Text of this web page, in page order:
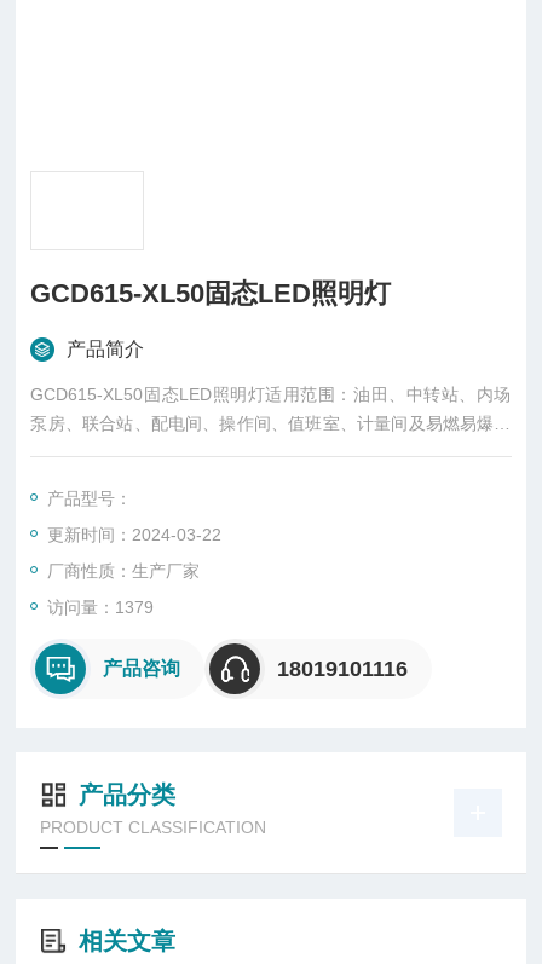
GCD615-XL50固态LED照明灯
产品简介
GCD615-XL50固态LED照明灯适用范围：油田、中转站、内场
泵房、联合站、配电间、操作间、值班室、计量间及易燃易爆场
所需要装置的固定照明。
*按防爆要求设计制造，能在易燃易爆危险场所安全可靠工作；
维护，光线柔和均匀、无眩光、避免作业人员的眼睛疲劳，提高
工作效率。耗电量仅为同光通量白炽灯的20%，经济环保
产品型号：
更新时间：2024-03-22
厂商性质：生产厂家
访问量：1379
产品咨询 18019101116
产品分类
PRODUCT CLASSIFICATION
相关文章